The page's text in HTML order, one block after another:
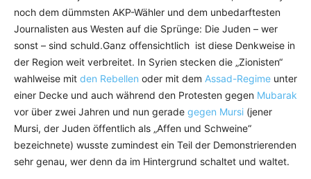
noch dem dümmsten AKP-Wähler und dem unbedarftesten
Journalisten aus Westen auf die Sprünge: Die Juden – wer
sonst – sind schuld.Ganz offensichtlich ist diese Denkweise in
der Region weit verbreitet. In Syrien stecken die „Zionisten“
wahlweise mit den Rebellen oder mit dem Assad-Regime unter
einer Decke und auch während den Protesten gegen Mubarak
vor über zwei Jahren und nun gerade gegen Mursi (jener
Mursi, der Juden öffentlich als „Affen und Schweine“
bezeichnete) wusste zumindest ein Teil der Demonstrierenden
sehr genau, wer denn da im Hintergrund schaltet und waltet.